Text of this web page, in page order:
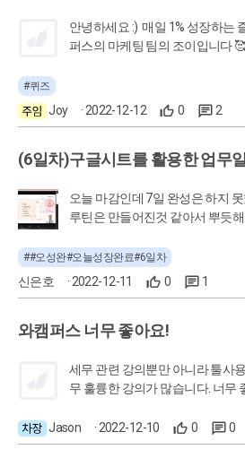
안녕하세요 :) 매일 1% 성장하는 즐거움을 느끼고 있는 와캠
퍼스의 마케팅 팀의 조이입니다 🥰 눈 깜빡 했더니 벌써 월
번주 퀴즈는 만들고보니... 난이도
생각이 들었습니다. 풀어보신 분들은 저의 느낌이 맞았는지
Joy · 2022-12-12 0 2
#퀴즈
(6일차)구글시트를 활용한 업무
오늘 마감인데 7일 완성은 하지
루틴은 만들어진것 같아서 뿌듯해
신은호 · 2022-12-11 0 1
##오성완#오늘성장완료#6일차
와캠퍼스 너무 좋아요!
세무 관련 강의뿐만 아니라 툴사
무 훌륭한 강의가 많습니다. 너무
Jason · 2022-12-10 0 0